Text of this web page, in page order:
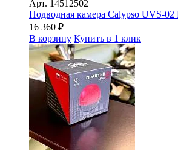
Арт. 14512502
Подводная камера Сalypso UVS-02
16 360 ₽
В корзину Купить в 1 клик